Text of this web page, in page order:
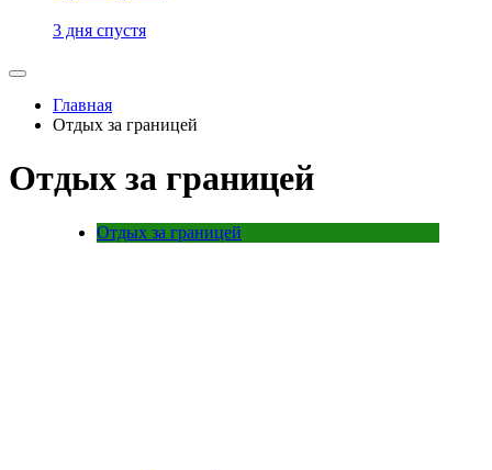
3 дня спустя
Главная
Отдых за границей
Отдых за границей
Отдых за границей